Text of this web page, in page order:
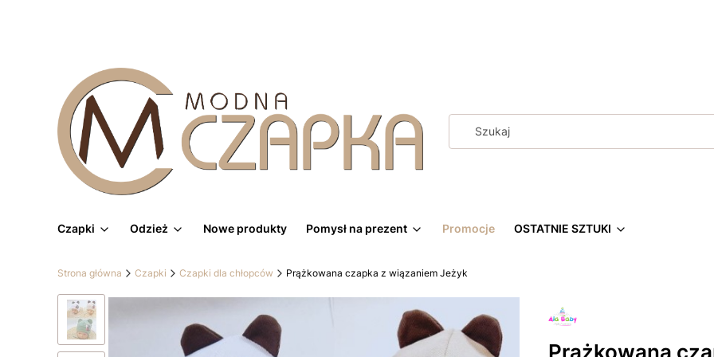
Czapki Odzież Nowe produkty Pomysł na prezent Promocje OSTATNIE SZTUKI
Strona główna Czapki Czapki dla chłopców Prążkowana czapka z wiązaniem Jeżyk
Prążkowana